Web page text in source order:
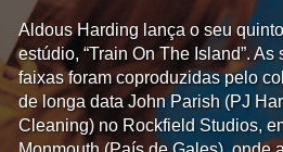
Aldous Harding lança o seu
estúdio, “Train On The Island”. As
faixas foram coproduzidas pelo
de longa data John Parish (PJ
Cleaning) no Rockfield Studios,